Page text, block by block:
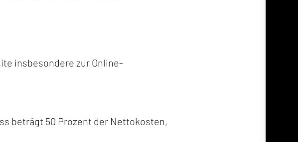
insbesondere zur Online-
beträgt 50 Prozent der Nettokosten,